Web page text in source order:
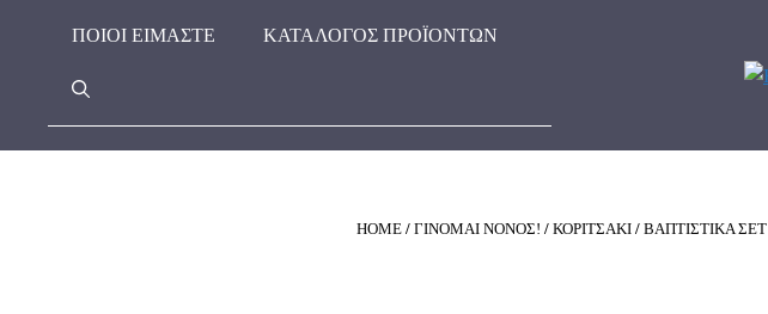
ΠΟΙΟΊ ΕΊΜΑΣΤΕ ΚΑΤΑΛΟΓΟΣ ΠΡΟΪΟΝΤΩΝ
HOME / ΓΙΝΟΜΑΙ ΝΟΝΟΣ! / ΚΟΡΙΤΣΑΚΙ / ΒΑΠΤΙΣΤΙΚΑ ΣΕΤ